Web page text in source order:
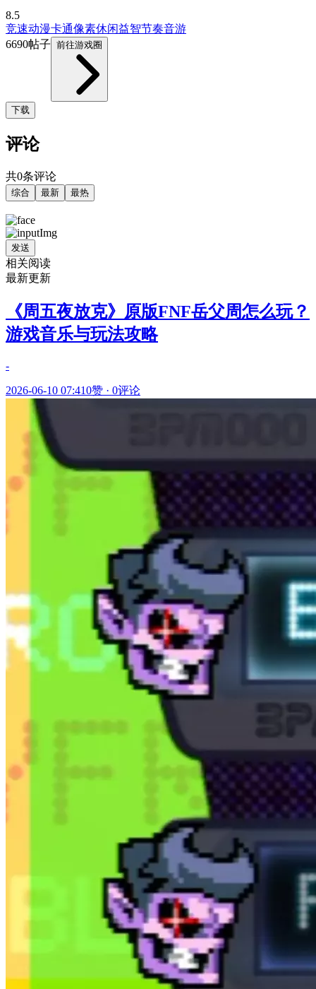
8.5
竞速动漫卡通像素休闲益智节奏音游
6690帖子 前往游戏圈
下载
评论
共0条评论
综合 最新 最热
发送
相关阅读
最新更新
《周五夜放克》原版FNF岳父周怎么玩？
游戏音乐与玩法攻略
-
2026-06-10 07:410赞 · 0评论